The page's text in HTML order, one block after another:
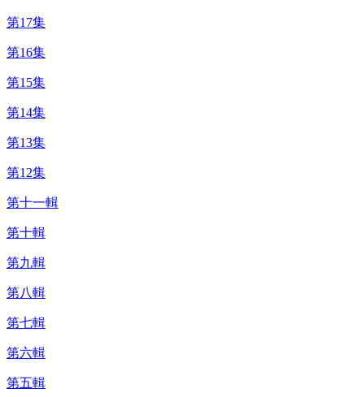
第17集
第16集
第15集
第14集
第13集
第12集
第十一輯
第十輯
第九輯
第八輯
第七輯
第六輯
第五輯